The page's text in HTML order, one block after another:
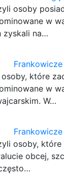
osoby
w
zyskali na…
które
w
W…
osoby, które
obcej,